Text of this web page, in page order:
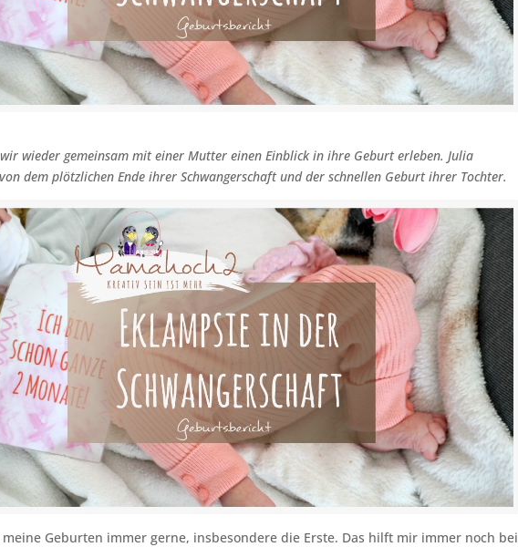
wieder gemeinsam mit einer Mutter einen Einblick in ihre Geburt erleben. Julia
dem plötzlichen Ende ihrer Schwangerschaft und der schnellen Geburt ihrer Tochter.
Geburten immer gerne, insbesondere die Erste. Das hilft mir immer noch bei